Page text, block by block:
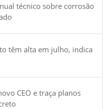
técnico sobre corrosão
têm alta em julho, indica
CEO e traça planos